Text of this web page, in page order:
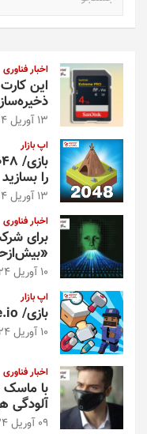
اخبار فناوری
13 آوریل 2024
اپ بازار
را بسازید
13 آوریل 2024
اخبار فناوری
برای
10 آوریل 2024
اپ بازار
بازی/ Hide.io؛ از چشم بقیه پنهان شوید
10 آوریل 2024
اخبار فناوری
با
آلودگی
09 آوریل 2024